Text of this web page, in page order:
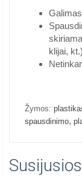
klijai, kt.)
Žymos:
spausdinimo,